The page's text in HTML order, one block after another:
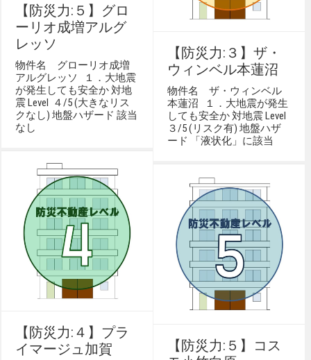
【防災力:５】グロ
ーリオ成増アルグ
レッソ
物件名 グローリオ成増
アルグレッソ １．大地震
が発生しても安全か 対地
震 Level ４/5 (大きなリス
クなし) 地盤ハザード 該当
なし
【防災力:３】ザ・
ウィンベル本蓮沼
物件名 ザ・ウィンベル
本蓮沼 １．大地震が発生
しても安全か 対地震 Level
３/5 (リスク有) 地盤ハザ
ード 「液状化」に該当
【防災力:４】プラ
イマージュ加賀
【防災力:５】コス